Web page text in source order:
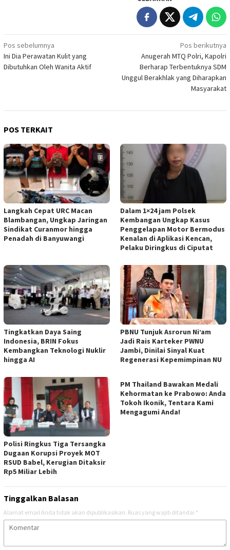
Navigasi
pos
Pos sebelumnya
Ini Dia Perawatan Kulit yang
Dibutuhkan Oleh Wanita Aktif
Pos berikutnya
Anugerah MTQ Polri, Kapolri
Berharap Terbentuknya SDM
Unggul Berakhlak yang Diharapkan
Masyarakat
POS TERKAIT
Langkah Cepat URC Macan
Blambangan, Ungkap Jaringan
Sindikat Curanmor hingga
Penadah di Banyuwangi
Dalam 1×24 jam Polsek
Kembangan Ungkap Kasus
Penggelapan Motor Bermodus
Kenalan di Aplikasi Kencan,
Pelaku Diringkus di Ciputat
Tingkatkan Daya Saing
Indonesia, BRIN Fokus
Kembangkan Teknologi Nuklir
hingga AI
PBNU Tunjuk Asrorun Ni’am
Jadi Rais Karteker PWNU
Jambi, Dinilai Sinyal Kuat
Regenerasi Kepemimpinan NU
Polisi Ringkus Tiga Tersangka
Dugaan Korupsi Proyek MOT
RSUD Babel, Kerugian Ditaksir
Rp5 Miliar Lebih
PM Thailand Bawakan Medali
Kehormatan ke Prabowo: Anda
Tokoh Ikonik, Tentara Kami
Mengagumi Anda!
Tinggalkan Balasan
Alamat email Anda tidak akan dipublikasikan. Ruas yang wajib ditandai *